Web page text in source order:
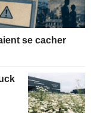
se cacher